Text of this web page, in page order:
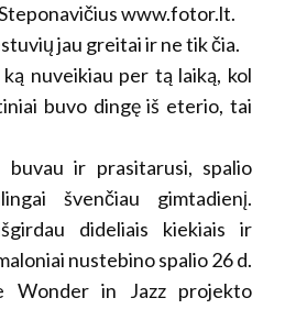
www.fotor.lt.
jau greitai ir ne tik čia.
nuveikiau per tą laiką, kol
buvo dingę iš eterio, tai
buvau ir prasitarusi, spalio
švenčiau gimtadienį.
dideliais kiekiais ir
nustebino spalio26 d.
Wonder in Jazz projekto